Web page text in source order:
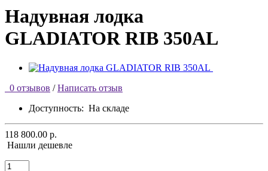
Надувная лодка
GLADIATOR RIB 350AL
0 отзывов / Написать отзыв
Доступность: На складе
118 800.00 р.
Нашли дешевле